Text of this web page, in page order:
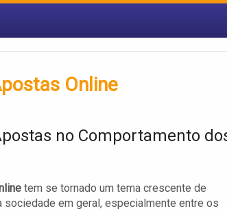
Online
no Comportamento
tem se tornado um tema crescente de
em geral, especialmente entre os